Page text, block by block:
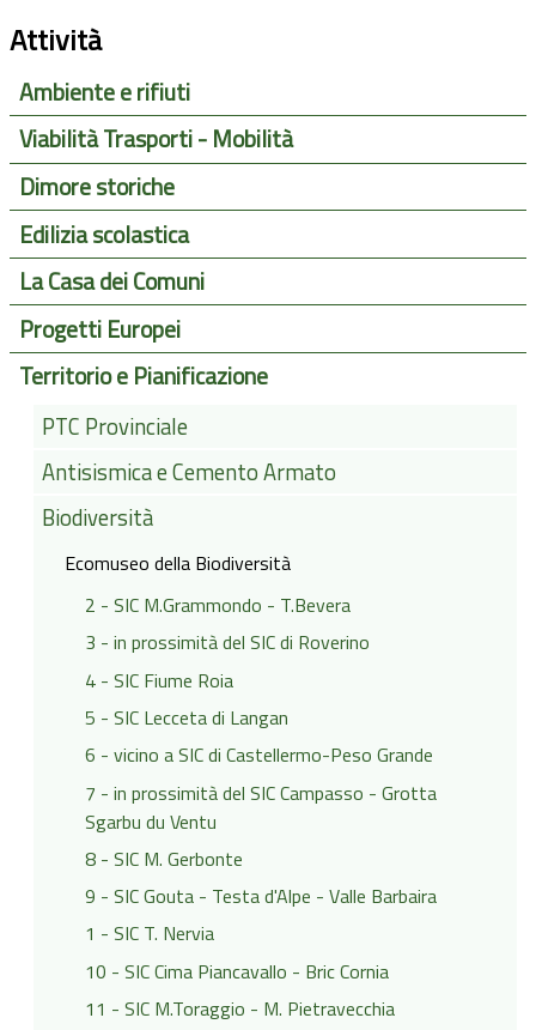
Attività
Ambiente e rifiuti
Viabilità Trasporti - Mobilità
Dimore storiche
Edilizia scolastica
La Casa dei Comuni
Progetti Europei
Territorio e Pianificazione
PTC Provinciale
Antisismica e Cemento Armato
Biodiversità
Ecomuseo della Biodiversità
2 - SIC M.Grammondo - T.Bevera
3 - in prossimità del SIC di Roverino
4 - SIC Fiume Roia
5 - SIC Lecceta di Langan
6 - vicino a SIC di Castellermo-Peso Grande
7 - in prossimità del SIC Campasso - Grotta
Sgarbu du Ventu
8 - SIC M. Gerbonte
9 - SIC Gouta - Testa d'Alpe - Valle Barbaira
1 - SIC T. Nervia
10 - SIC Cima Piancavallo - Bric Cornia
11 - SIC M.Toraggio - M. Pietravecchia